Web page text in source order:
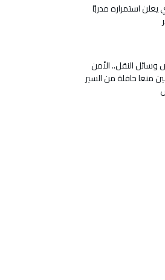
استمراره مدربًا
النقل.. الأمن
حافلة من السير